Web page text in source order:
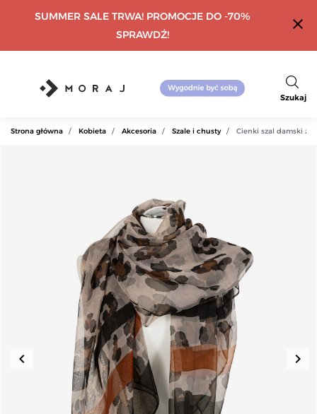
SUMMER SALE TRWA! PROMOCJE DO -70%
SPRAWDŹ!
close
Szukaj
Strona główna Kobieta Akcesoria Szale i chusty Cienki szal damski z
Poprzedni
keyboard_arrow_left keyboard_arrow_right